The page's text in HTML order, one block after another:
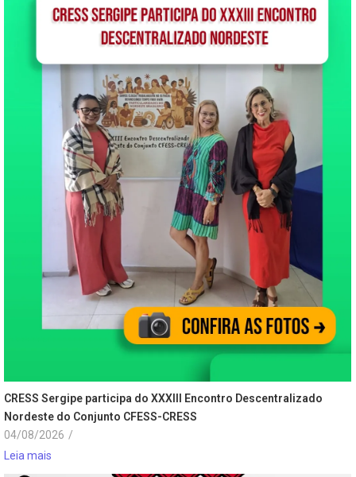
CRESS Sergipe participa do XXXIII Encontro Descentralizado
Nordeste do Conjunto CFESS-CRESS
04/08/2026 /
Leia mais